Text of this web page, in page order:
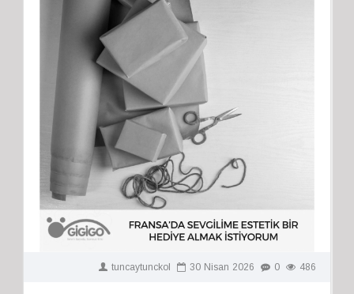
tuncaytunckol 30 Nisan 2026 0 486